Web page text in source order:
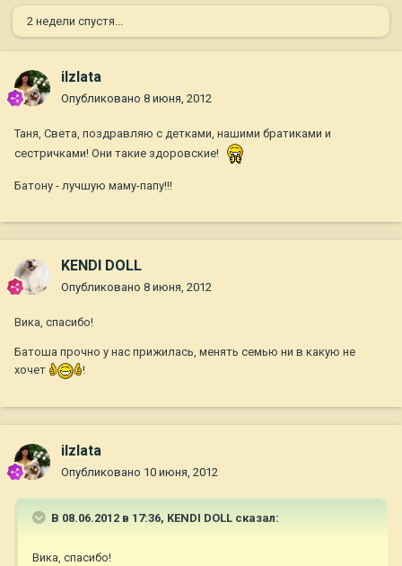
2 недели спустя...
ilzlata
Опубликовано 8 июня, 2012
Таня, Света, поздравляю с детками, нашими братиками и
сестричками! Они такие здоровские!
Батону - лучшую маму-папу!!!
KENDI DOLL
Опубликовано 8 июня, 2012
Вика, спасибо!
Батоша прочно у нас прижилась, менять семью ни в какую не
хочет
!
ilzlata
Опубликовано 10 июня, 2012
В 08.06.2012 в 17:36, KENDI DOLL сказал:
Вика, спасибо!